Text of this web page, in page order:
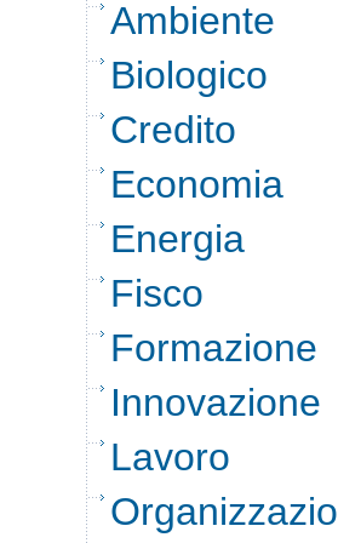
Ambiente
Biologico
Credito
Economia
Energia
Fisco
Formazione
Innovazione
Lavoro